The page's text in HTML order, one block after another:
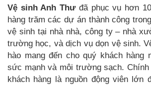
Vệ sinh Anh Thưđã phục vụ hơn
hàng trăm các dự án thành công
vệ sinh tại nhà nhà, công ty – nhà
trường học, và dịch vụ dọn vệ sinh.
hào mang đến cho quý khách hàng
sức mạnh và môi trường sạch.
khách hàng là nguồn động viên lớn